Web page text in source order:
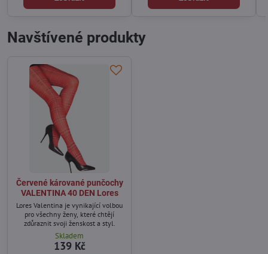
Navštívené produkty
Červené kárované punčochy
VALENTINA 40 DEN Lores
Lores Valentina je vynikající volbou
pro všechny ženy, které chtějí
zdůraznit svoji ženskost a styl.
Skladem
139 Kč